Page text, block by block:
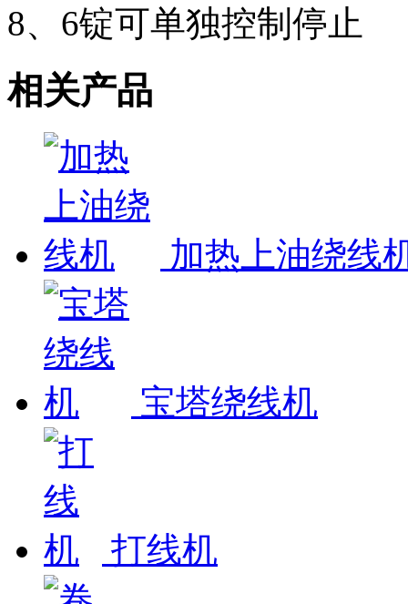
8、6锭可单独控制停止
相关产品
加热上油绕线
宝塔绕线机
打线机